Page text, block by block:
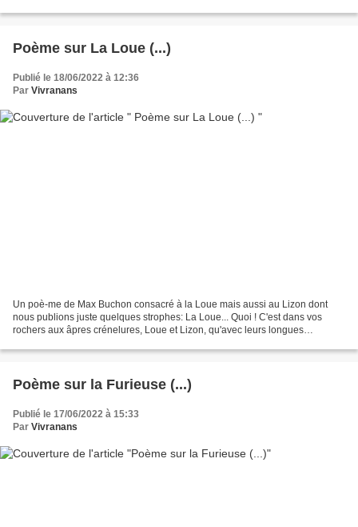
Poème sur La Loue (...)
Publié le 18/06/2022 à 12:36
Par Vivranans
Un poè-me de Max Buchon consacré à la Loue mais aussi au Lizon dont
nous publions juste quelques strophes: La Loue... Quoi ! C'est dans vos
rochers aux âpres crénelures, Loue et Lizon, qu'avec leurs longues
Poème sur la Furieuse (...)
Publié le 17/06/2022 à 15:33
Par Vivranans